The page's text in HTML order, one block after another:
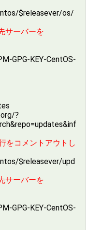
$releasever/os/
サーバーを
GPG-KEY-CentOS-
?
をコメントアウトし
$releasever/upd
サーバーを
GPG-KEY-CentOS-